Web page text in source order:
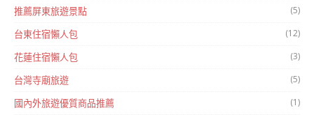
推薦屏東旅遊景點 (5)
台東住宿懶人包 (12)
花蓮住宿懶人包 (3)
台灣寺廟旅遊 (5)
國內外旅遊優質商品推薦 (1)